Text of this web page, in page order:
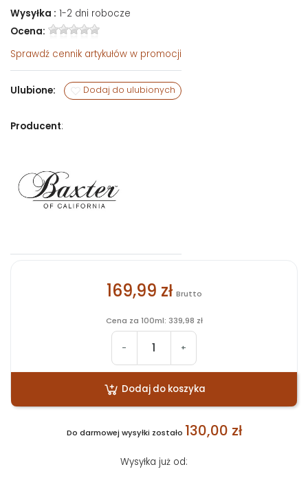
Wysyłka : 1-2 dni robocze
Ocena:
Sprawdź cennik artykułów w promocji
Ulubione: Dodaj do ulubionych
Producent:
169,99 zł Brutto
Cena za 100ml: 339,98 zł
- +
Dodaj do koszyka
Do darmowej wysyłki zostało 130,00 zł
Wysyłka już od: